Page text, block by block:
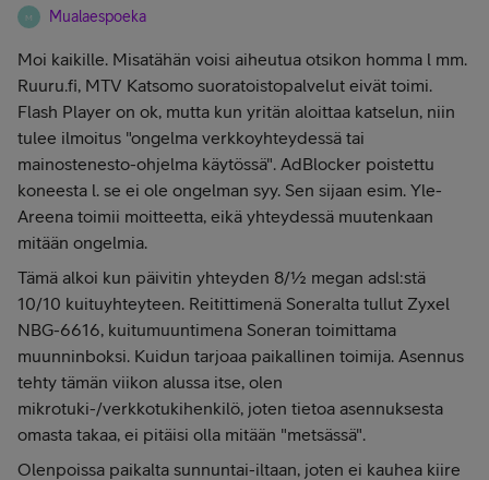
M Mualaespoeka
Moi kaikille. Misatähän voisi aiheutua otsikon homma l mm.
Ruuru.fi, MTV Katsomo suoratoistopalvelut eivät toimi.
Flash Player on ok, mutta kun yritän aloittaa katselun, niin
tulee ilmoitus "ongelma verkkoyhteydessä tai
mainostenesto-ohjelma käytössä". AdBlocker poistettu
koneesta l. se ei ole ongelman syy. Sen sijaan esim. Yle-
Areena toimii moitteetta, eikä yhteydessä muutenkaan
mitään ongelmia.
Tämä alkoi kun päivitin yhteyden 8/½ megan adsl:stä
10/10 kuituyhteyteen. Reitittimenä Soneralta tullut Zyxel
NBG-6616, kuitumuuntimena Soneran toimittama
muunninboksi. Kuidun tarjoaa paikallinen toimija. Asennus
tehty tämän viikon alussa itse, olen
mikrotuki-/verkkotukihenkilö, joten tietoa asennuksesta
omasta takaa, ei pitäisi olla mitään "metsässä".
Olenpoissa paikalta sunnuntai-iltaan, joten ei kauhea kiire